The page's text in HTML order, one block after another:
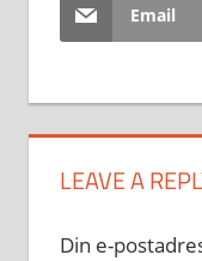
Email
LEAVE A
Din e-